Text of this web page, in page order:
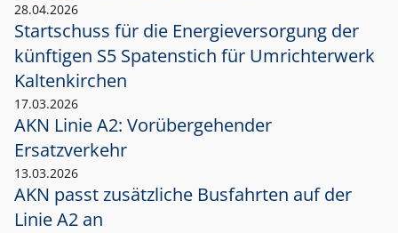
28.04.2026
Startschuss für die Energieversorgung der
künftigen S5 Spatenstich für Umrichterwerk
Kaltenkirchen
17.03.2026
AKN Linie A2: Vorübergehender
Ersatzverkehr
13.03.2026
AKN passt zusätzliche Busfahrten auf der
Linie A2 an